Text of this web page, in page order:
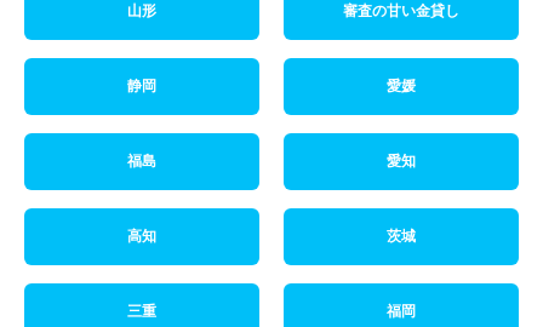
山形 審査の甘い金貸し
静岡 愛媛
福島 愛知
高知 茨城
三重 福岡